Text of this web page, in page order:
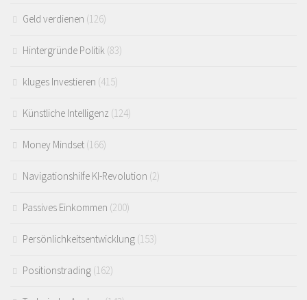
Geld verdienen (126)
Hintergründe Politik (83)
kluges Investieren (415)
Künstliche Intelligenz (124)
Money Mindset (166)
Navigationshilfe KI-Revolution (2)
Passives Einkommen (200)
Persönlichkeitsentwicklung (153)
Positionstrading (162)